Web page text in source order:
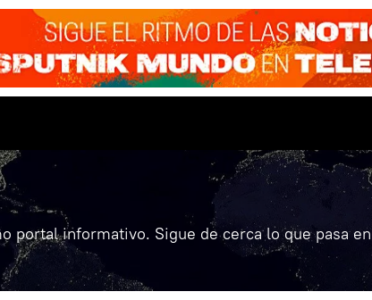
portal informativo. Sigue de cerca lo que pasa en